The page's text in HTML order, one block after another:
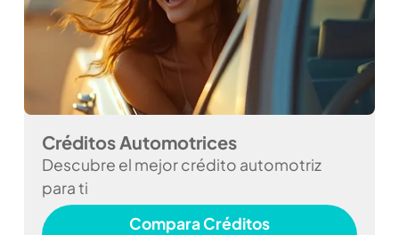
Créditos Automotrices
Descubre el mejor crédito automotriz
para ti
Compara Créditos